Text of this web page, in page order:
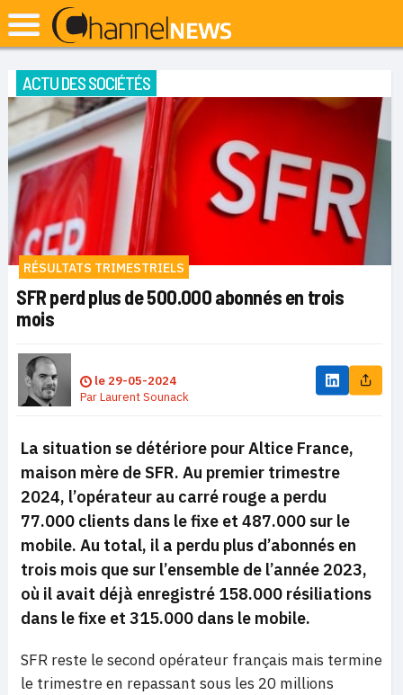
ACTU DES SOCIÉTÉS
RÉSULTATS TRIMESTRIELS
SFR perd plus de 500.000 abonnés en trois
mois
le 29-05-2024
ParLaurent Sounack
La situation se détériore pour Altice France,
maison mère de SFR. Au premier trimestre
2024, l’opérateur au carré rouge a perdu
77.000 clients dans le fixe et 487.000 sur le
mobile. Au total, il a perdu plus d’abonnés en
trois mois que sur l’ensemble de l’année 2023,
où il avait déjà enregistré 158.000 résiliations
dans le fixe et 315.000 dans le mobile.
SFR reste le second opérateur français mais termine
le trimestre en repassant sous les 20 millions